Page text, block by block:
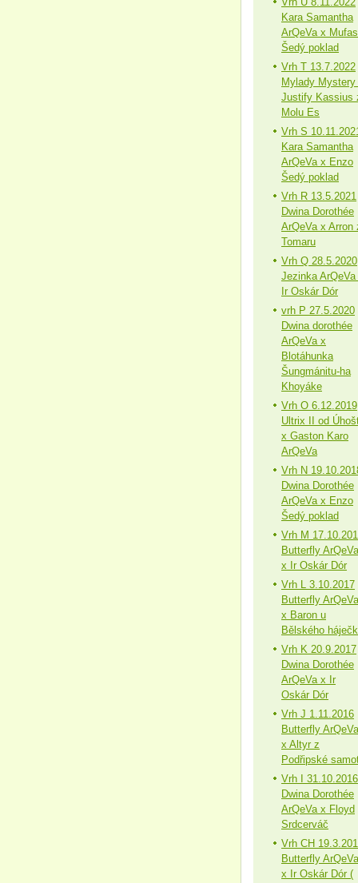
Kara Samantha
ArQeVa x
Šedý poklad
Vrh T 13.7.2022
Mylady Mystery
Justify Kassius
Molu Es
Vrh S
Kara Samantha
ArQeVa x Enzo
Šedý poklad
Vrh R 13.5.2021
Dwina Dorothée
ArQeVa x Arron
Tomaru
Vrh Q 28.5.2020
Jezinka ArQeVa
Ir Oskár Dór
vrh P 27.5.2020
Dwina dorothée
ArQeVa x
Blotáhunka
Šungmánitu-ha
Khoyáke
Vrh O 6.12.2019
Ultrix II od
x Gaston Karo
ArQeVa
Vrh N
Dwina Dorothée
ArQeVa x Enzo
Šedý poklad
Vrh M
Butterfly ArQeVa
x Ir Oskár Dór
Vrh L 3.10.2017
Butterfly ArQeVa
x Baron u
Bělského
Vrh K 20.9.2017
Dwina Dorothée
ArQeVa x Ir
Oskár Dór
Vrh J 1.11.2016
Butterfly ArQeVa
x Altyr z
Podřipské
Vrh I 31.10.2016
Dwina Dorothée
ArQeVa x Floyd
Srdcerváč
Vrh CH
Butterfly ArQeVa
x Ir Oskár Dór (